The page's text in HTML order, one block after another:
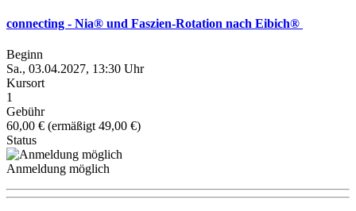
connecting - Nia® und Faszien-Rotation nach Eibich®
Beginn
Sa., 03.04.2027, 13:30 Uhr
Kursort
1
Gebühr
60,00 € (ermäßigt 49,00 €)
Status
Anmeldung möglich